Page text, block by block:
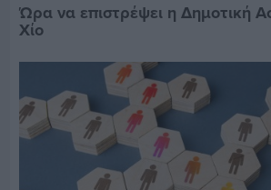
Ώρα να επιστρέψει η Δημοτική
Χίο